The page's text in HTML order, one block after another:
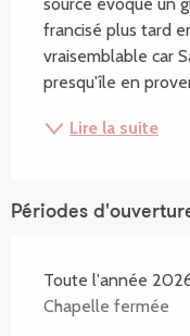
source évoque un
francisé plus tard
vraisemblable car
presqu'île en
Lire la suite
Périodes
Toute l'année
Chapelle fermée